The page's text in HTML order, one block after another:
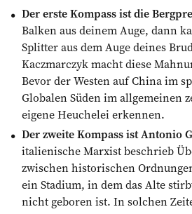
Der erste Kompass ist die
Balken aus deinem Auge, dann
Splitter aus dem Auge deines
Kaczmarczyk macht diese
Bevor der Westen auf China im
Globalen Süden im allgemeinen
eigene Heuchelei erkennen.
Der zweite Kompass ist Antonio
italienische Marxist beschrieb
zwischen historischen
ein Stadium, in dem das Alte
nicht geboren ist. In solchen